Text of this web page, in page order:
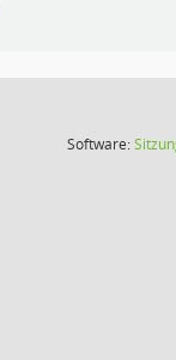
Software: